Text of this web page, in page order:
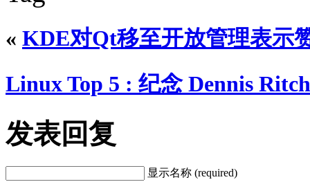
« KDE对Qt移至开放管理表示
Linux Top 5 : 纪念 Dennis
发表回复
显示名称 (required)